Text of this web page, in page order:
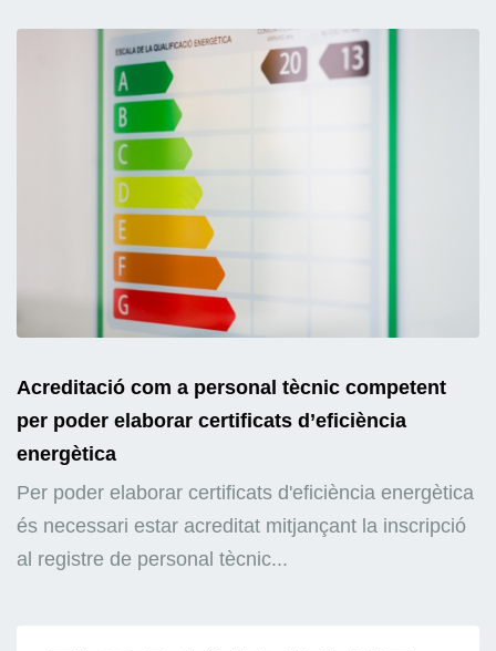
Acreditació com a personal tècnic competent
per poder elaborar certificats d’eficiència
energètica
Per poder elaborar certificats d'eficiència energètica
és necessari estar acreditat mitjançant la inscripció
al registre de personal tècnic...